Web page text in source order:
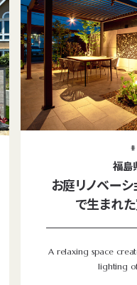
#
福島
お庭リノベーシ
で生まれ
A relaxing space
lighting